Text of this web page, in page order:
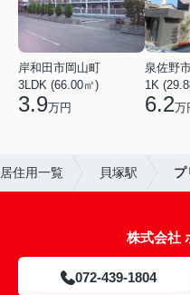
岸和田市岡山町
3LDK (66.00㎡)
3.9万円
泉佐野
1K
6.2万
住用一覧 貝塚駅 プ
株式会社
072-439-1804